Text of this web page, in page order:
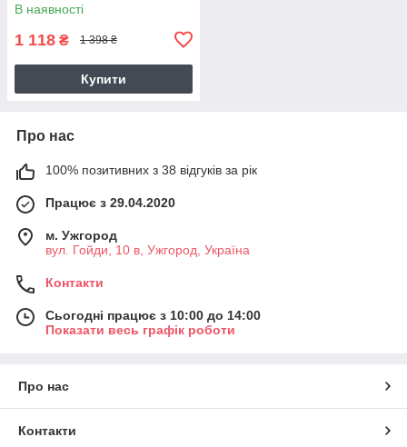
В наявності
1 118 ₴ 1 398 ₴
Купити
Про нас
100% позитивних з 38 відгуків за рік
Працює з 29.04.2020
м. Ужгород
вул. Гойди, 10 в, Ужгород, Україна
Контакти
Сьогодні працює з 10:00 до 14:00
Показати весь графік роботи
Про нас
Контакти